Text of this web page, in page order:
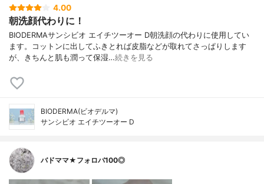
4.00
朝洗顔代わりに！
BIODERMAサンシビオ エイチツーオー D朝洗顔の代わりに使用してい
ます。コットンに出してふきとれば皮脂などが取れてさっぱりします
が、きちんと肌も潤って保湿…続きを見る
BIODERMA(ビオデルマ)
サンシビオ エイチツーオー D
バドママ★フォロバ100◎